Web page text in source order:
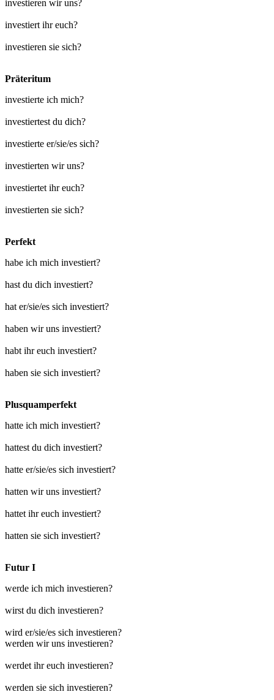
investieren wir uns?
investiert ihr euch?
investieren sie sich?
Präteritum
investierte ich mich?
investiertest du dich?
investierte er/sie/es sich?
investierten wir uns?
investiertet ihr euch?
investierten sie sich?
Perfekt
habe ich mich investiert?
hast du dich investiert?
hat er/sie/es sich investiert?
haben wir uns investiert?
habt ihr euch investiert?
haben sie sich investiert?
Plusquamperfekt
hatte ich mich investiert?
hattest du dich investiert?
hatte er/sie/es sich investiert?
hatten wir uns investiert?
hattet ihr euch investiert?
hatten sie sich investiert?
Futur I
werde ich mich investieren?
wirst du dich investieren?
wird er/sie/es sich investieren?
werden wir uns investieren?
werdet ihr euch investieren?
werden sie sich investieren?